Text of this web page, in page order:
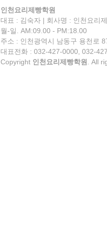
인천요리제빵학원
대표 : 김숙자 | 회사명 : 인천요리
월-일. AM:09.00 - PM:18.00
주소 : 인천광역시 남동구 용천로
대표전화 : 032-427-0000, 032-
Copyright 인천요리제빵학원 . All